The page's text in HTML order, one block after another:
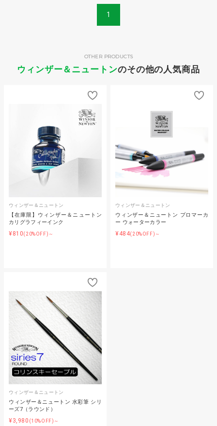
1
ウィンザー＆ニュートンのその他の人気商品
OTHER PRODUCTS
ウィンザー＆ニュートン
【在庫限】ウィンザー＆ニュートン
カリグラフィーインク
¥810(20%OFF)～
ウィンザー＆ニュートン
ウィンザー＆ニュートン プロマーカ
ー ウォーターカラー
¥484(20%OFF)～
ウィンザー＆ニュートン
ウィンザー＆ニュートン 水彩筆 シリ
ーズ7（ラウンド）
¥3,980 (10%OFF)～